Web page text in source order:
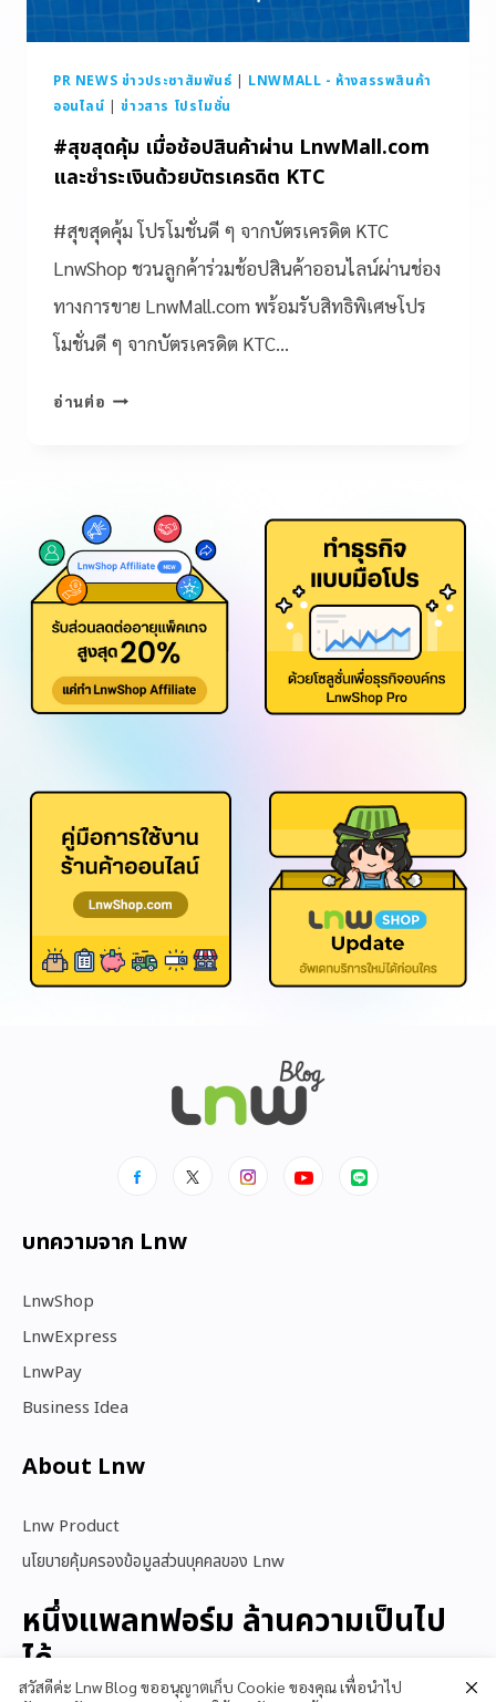
PR NEWS ข่าวประชาสัมพันธ์ | LNWMALL - ห้างสรรพสินค้า
ออนไลน์ |ข่าวสาร โปรโมชั่น
#สุขสุดคุ้ม เมื่อช้อปสินค้าผ่าน LnwMall.com
และชำระเงินด้วยบัตรเครดิต KTC
#สุขสุดคุ้ม โปรโมชั่นดี ๆ จากบัตรเครดิต KTC
LnwShop ชวนลูกค้าร่วมช้อปสินค้าออนไลน์ผ่านช่อง
ทางการขาย LnwMall.com พร้อมรับสิทธิพิเศษโปร
โมชั่นดี ๆ จากบัตรเครดิต KTC…
อ่านต่อ
บทความจาก Lnw
LnwShop
LnwExpress
LnwPay
Business Idea
About Lnw​
Lnw Product
นโยบายคุ้มครองข้อมูลส่วนบุคคลของ Lnw
หนึ่งแพลทฟอร์ม ล้านความเป็นไป
ได้
สวัสดีค่ะ Lnw Blog ขออนุญาตเก็บ Cookie ของคุณ เพื่อนำไป